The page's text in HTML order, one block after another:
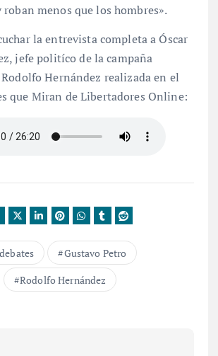
menos que los hombres».
la entrevista completa a Óscar
jefe politíco de la campaña
Hernández realizada en el
que Miran de Libertadores Online:
debates
Gustavo Petro
Rodolfo Hernández